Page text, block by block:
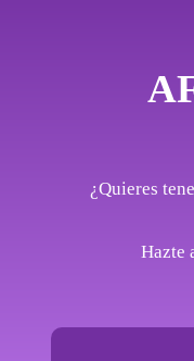
¿Quieres
Hazte